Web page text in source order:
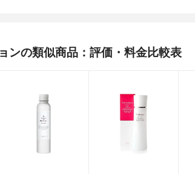
ンの類似商品：評価・料金比較表